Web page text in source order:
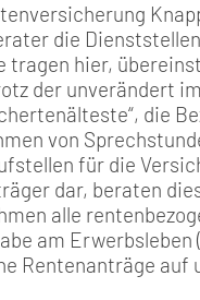
die
tragen hier,
der unverändert
die
von
für die
dar, beraten
alle
am Erwerbsleben
Rentenanträge auf